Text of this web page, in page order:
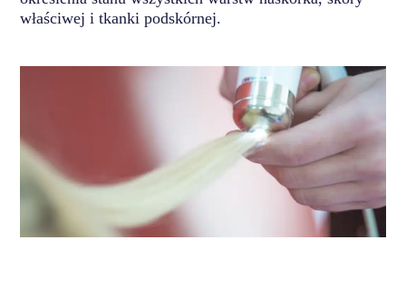
właściwej i tkanki podskórnej.